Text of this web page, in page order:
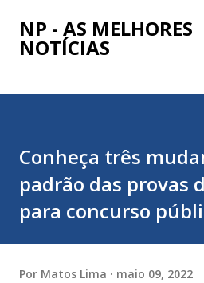
Pular para o
NP - AS MELHORES
NOTÍCIAS
Conheça três
padrão das provas
para concurso
Por Matos Lima maio 09, 2022